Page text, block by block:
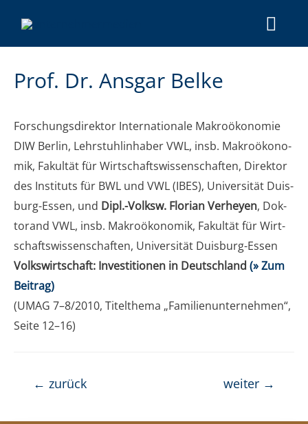
Prof. Dr. Ans­gar Belke
For­schungs­di­rek­tor Inter­na­tio­na­le Makro­öko­no­mie
DIW Ber­lin, Lehr­stuhl­in­ha­ber VWL, insb. Makro­öko­no­
mik, Fakul­tät für Wirt­schafts­wis­sen­schaf­ten, Direk­tor
des Insti­tuts für BWL und VWL (IBES), Uni­ver­si­tät Duis­
burg-Essen, und Dipl.-Volksw. Flo­ri­an Ver­he­yen, Dok­
to­rand VWL, insb. Makro­öko­no­mik, Fakul­tät für Wirt­
schafts­wis­sen­schaf­ten, Uni­ver­si­tät Duisburg-Essen
Volks­wirt­schaft: Inves­ti­tio­nen in Deutsch­land (» Zum
Beitrag)
(UMAG 7–8/2010, Titel­the­ma „Fami­li­en­un­ter­neh­men“,
Sei­te 12–16)
← zurück weiter →